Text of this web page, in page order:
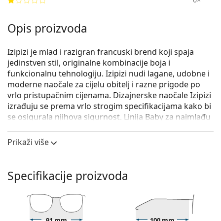
Opis proizvoda
Izipizi je mlad i razigran francuski brend koji spaja
jedinstven stil, originalne kombinacije boja i
funkcionalnu tehnologiju. Izipizi nudi lagane, udobne i
moderne naočale za cijelu obitelj i razne prigode po
vrlo pristupačnim cijenama. Dizajnerske naočale Izipizi
izrađuju se prema vrlo strogim specifikacijama kako bi
se osigurala njihova sigurnost. Linija Baby za najmlađu
određivanje prave veličine naočala uvijek
Model naočala Baby ima silikonski remen koji pomaže
prianjanje na glavu tijekom raznih dječjih aktivnosti.
Izipizi Sun Baby Black (za uzrast 0 - 9 mjeseci)
su dječje
Prikaži više
Specifikacije proizvoda